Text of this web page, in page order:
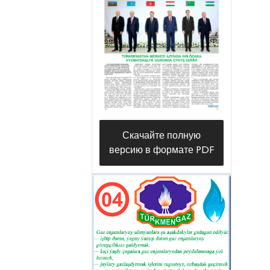
составляют подземные
газопроводы, а около 481
километра — наземные газовые
Настоящие мастера своего дела
не просто обеспечивают
бесперебойную подачу
«голумого топлива»
потребителям, но и ведут
масштабную
скоординированную работу по
модернизации инфраструктуры.
Они проводят капитальный
ремонт действующих сетей и
активно газифицируют новые
Скачайте полную
версию в формате PDF